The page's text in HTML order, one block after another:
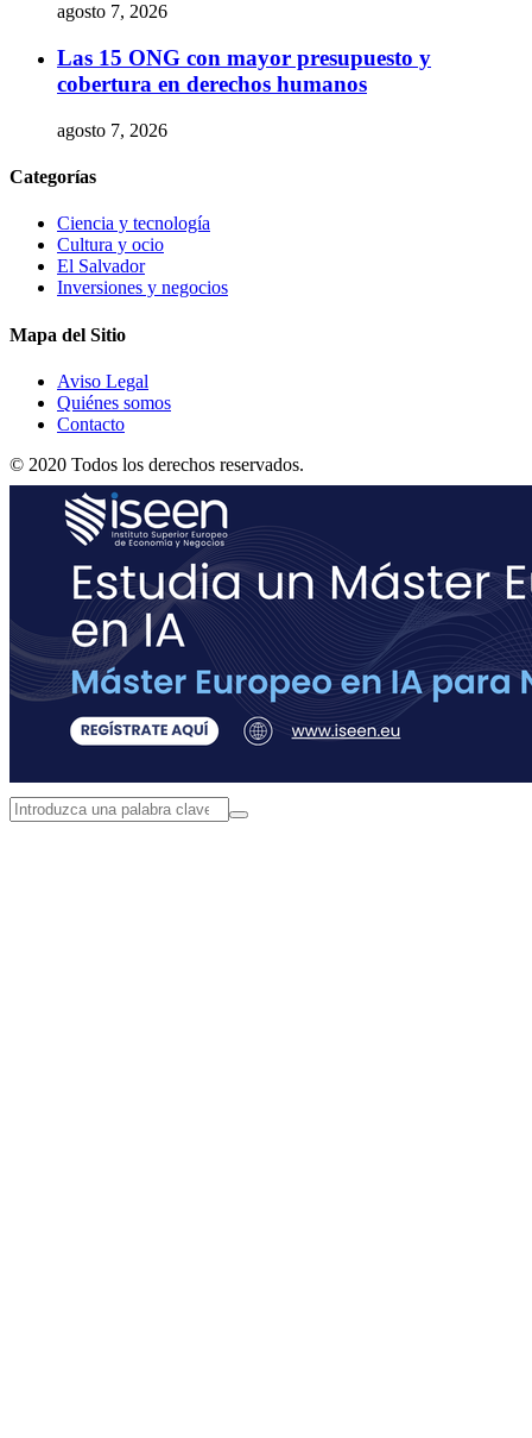
agosto 7, 2026
Las 15 ONG con mayor presupuesto y
cobertura en derechos humanos
agosto 7, 2026
Categorías
Ciencia y tecnología
Cultura y ocio
El Salvador
Inversiones y negocios
Mapa del Sitio
Aviso Legal
Quiénes somos
Contacto
© 2020 Todos los derechos reservados.